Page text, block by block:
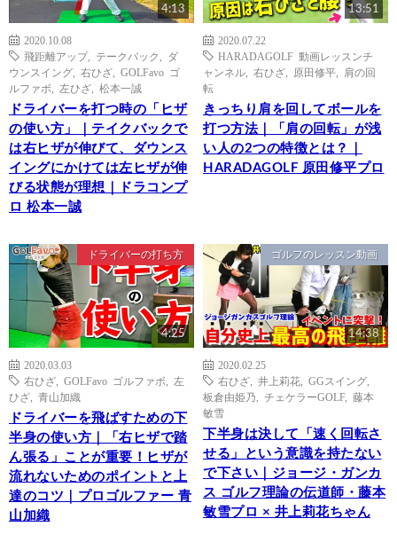
4:13
2020.10.08
飛距離アップ, テークバック
ダ
ウンスイング
右ひざ
GOLFavo ゴ
ルファボ
左ひざ 松本一誠
ドライバーを打つ時の「ヒザ
の使い方」｜テイクバックで
は右ヒザが伸びて、ダウンス
イングにかけては左ヒザが伸
びる状態が理想｜ドラコンプ
ロ 松本一誠
13:51
2020.07.22
HARADAGOLF 動画レッスンチ
ャンネル
右ひざ 原田修平
肩の回
転
きっちり肩を回してボールを
打つ方法｜「肩の回転」が浅
い人の2つの特徴とは？｜
HARADAGOLF 原田修平プロ
ドライバーの打ち方
4:25
2020.03.03
右ひざ
GOLFavo ゴルファボ
左
ひざ
青山加織
ドライバーを飛ばすための下
半身の使い方｜「右ヒザで踏
ん張る」ことが重要！ヒザが
流れないためのポイントと上
達のコツ｜プロゴルファー 青
山加織
ゴルフのレッスン動画
14:38
2020.02.25
右ひざ
井上莉花 GGスイング
板倉由姫乃
チェケラーGOLF, 藤本
敏雪
下半身は決して「速く回転さ
せる」という意識を持たない
で下さい｜ジョージ・ガンカ
ス ゴルフ理論の伝道師・藤本
敏雪プロ × 井上莉花ちゃん